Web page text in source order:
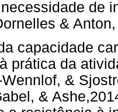
de
&
capacidade
prática da
&
&